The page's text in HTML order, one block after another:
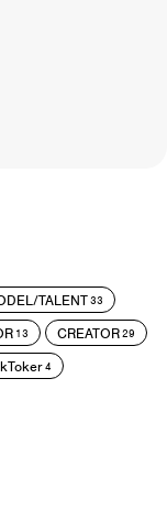
TALENT33
13 CREATOR29
4